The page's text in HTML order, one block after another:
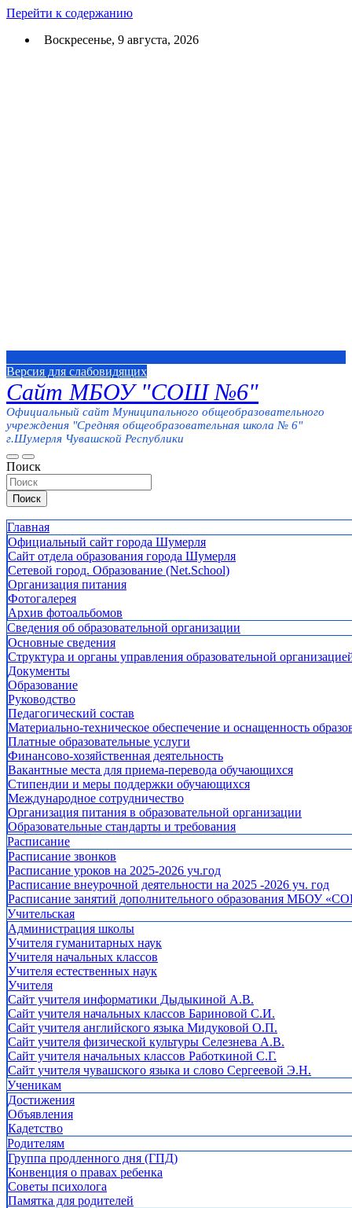
Перейти к содержанию
Воскресенье, 9 августа, 2026
Версия для слабовидящих
Сайт МБОУ "СОШ №6"
Официальный сайт Муниципального общеобразовательного
учреждения "Средняя общеобразовательная школа № 6"
г.Шумерля Чувашской Республики
Поиск
Поиск
Главная
Официальный сайт города Шумерля
Сайт отдела образования города Шумерля
Сетевой город. Образование (Net.School)
Организация питания
Фотогалерея
Архив фотоальбомов
Сведения об образовательной организации
Основные сведения
Структура и органы управления образовательной
Документы
Образование
Руководство
Педагогический состав
Материально-техническое обеспечение и оснащенность
Платные образовательные услуги
Финансово-хозяйственная деятельность
Вакантные места для приема-перевода обучающихся
Стипендии и меры поддержки обучающихся
Международное сотрудничество
Организация питания в образовательной организации
Образовательные стандарты и требования
Расписание
Расписание звонков
Расписание уроков на 2025-2026 уч.год
Расписание внеурочной деятельности на 2025 -2026 уч. год
Расписание занятий дополнительного образования МБОУ
Учительская
Администрация школы
Учителя гуманитарных наук
Учителя начальных классов
Учителя естественных наук
Учителя
Cайт учителя информатики Дыдыкиной А.В.
Сайт учителя начальных классов Бариновой С.И.
Сайт учителя английского языка Мидуковой О.П.
Сайт учителя физической культуры Селезнева А.В.
Сайт учителя начальных классов Работкиной С.Г.
Сайт учителя чувашского языка и слово Сергеевой Э.Н.
Ученикам
Достижения
Объявления
Кадетство
Родителям
Группа продленного дня (ГПД)
Конвенция о правах ребенка
Советы психолога
Памятка для родителей